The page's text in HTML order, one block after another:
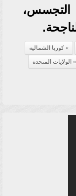
كوريا الشماليه
الولايات المتحدة